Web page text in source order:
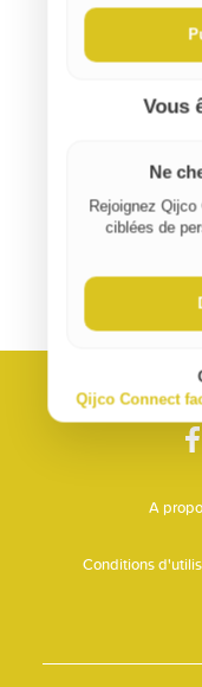
A
Conditions
Vous
Ne
Rejoignez
ciblées de
Qijco Connect